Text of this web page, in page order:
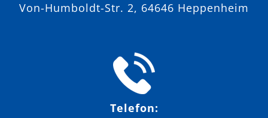
Von-Humboldt-Str. 2, 64646 Heppenheim
Telefon: